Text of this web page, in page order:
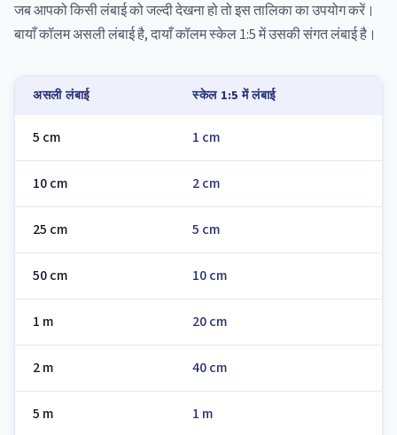
जब आपको किसी लंबाई को जल्दी देखना हो तो इस तालिका का उपयोग करें।
बायाँ कॉलम असली लंबाई है, दायाँ कॉलम स्केल 1:5 में उसकी संगत लंबाई है।
असली लंबाई स्केल 1:5 में लंबाई
5 cm 1 cm
10 cm 2 cm
25 cm 5 cm
50 cm 10 cm
1 m 20 cm
2 m 40 cm
5 m 1 m